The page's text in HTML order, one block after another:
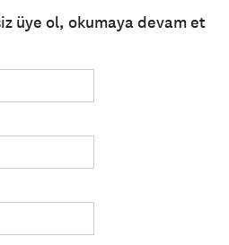
üye ol, okumaya devam et